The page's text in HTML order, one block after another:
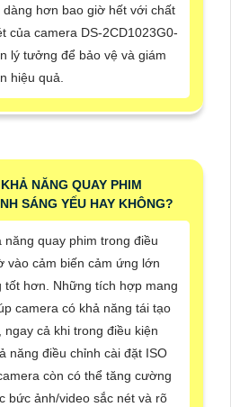
hơn bao giờ hết với chất
của camera DS-2CD1023G0-
lý tưởng để bảo vệ và giám
hiệu quả.
NĂNG QUAY PHIM
SÁNG YẾU HAY KHÔNG?
năng quay phim trong điều
vào cảm biến cảm ứng lớn
tốt hơn. Những tích hợp mang
camera có khả năng tái tạo
ngay cả khi trong điều kiện
năng điều chỉnh cài đặt ISO
còn có thể tăng cường
bức ảnh/video sắc nét và rõ